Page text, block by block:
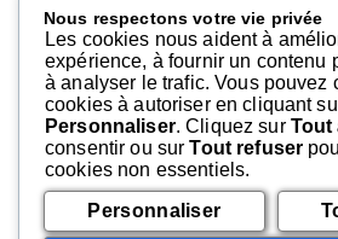
scandalisé de
Nous respectons votre vie privée
Les cookies nous aident à
expérience, à fournir un contenu
à analyser le trafic. Vous pouvez
cookies à autoriser en cliquant
Personnaliser. Cliquez sur Tout
consentir ou surTout refuser
cookies non essentiels.
Personnaliser